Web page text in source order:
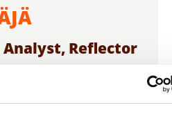
Analyst, Reflector
ammattilainen, jonka